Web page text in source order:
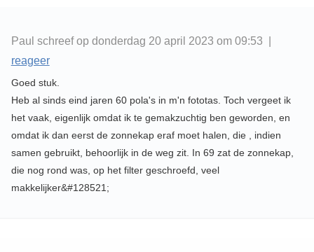
Paul schreef op donderdag 20 april 2023 om 09:53 |
reageer
Goed stuk.
Heb al sinds eind jaren 60 pola's in m'n fototas. Toch vergeet ik
het vaak, eigenlijk omdat ik te gemakzuchtig ben geworden, en
omdat ik dan eerst de zonnekap eraf moet halen, die , indien
samen gebruikt, behoorlijk in de weg zit. In 69 zat de zonnekap,
die nog rond was, op het filter geschroefd, veel
makkelijker&#128521;